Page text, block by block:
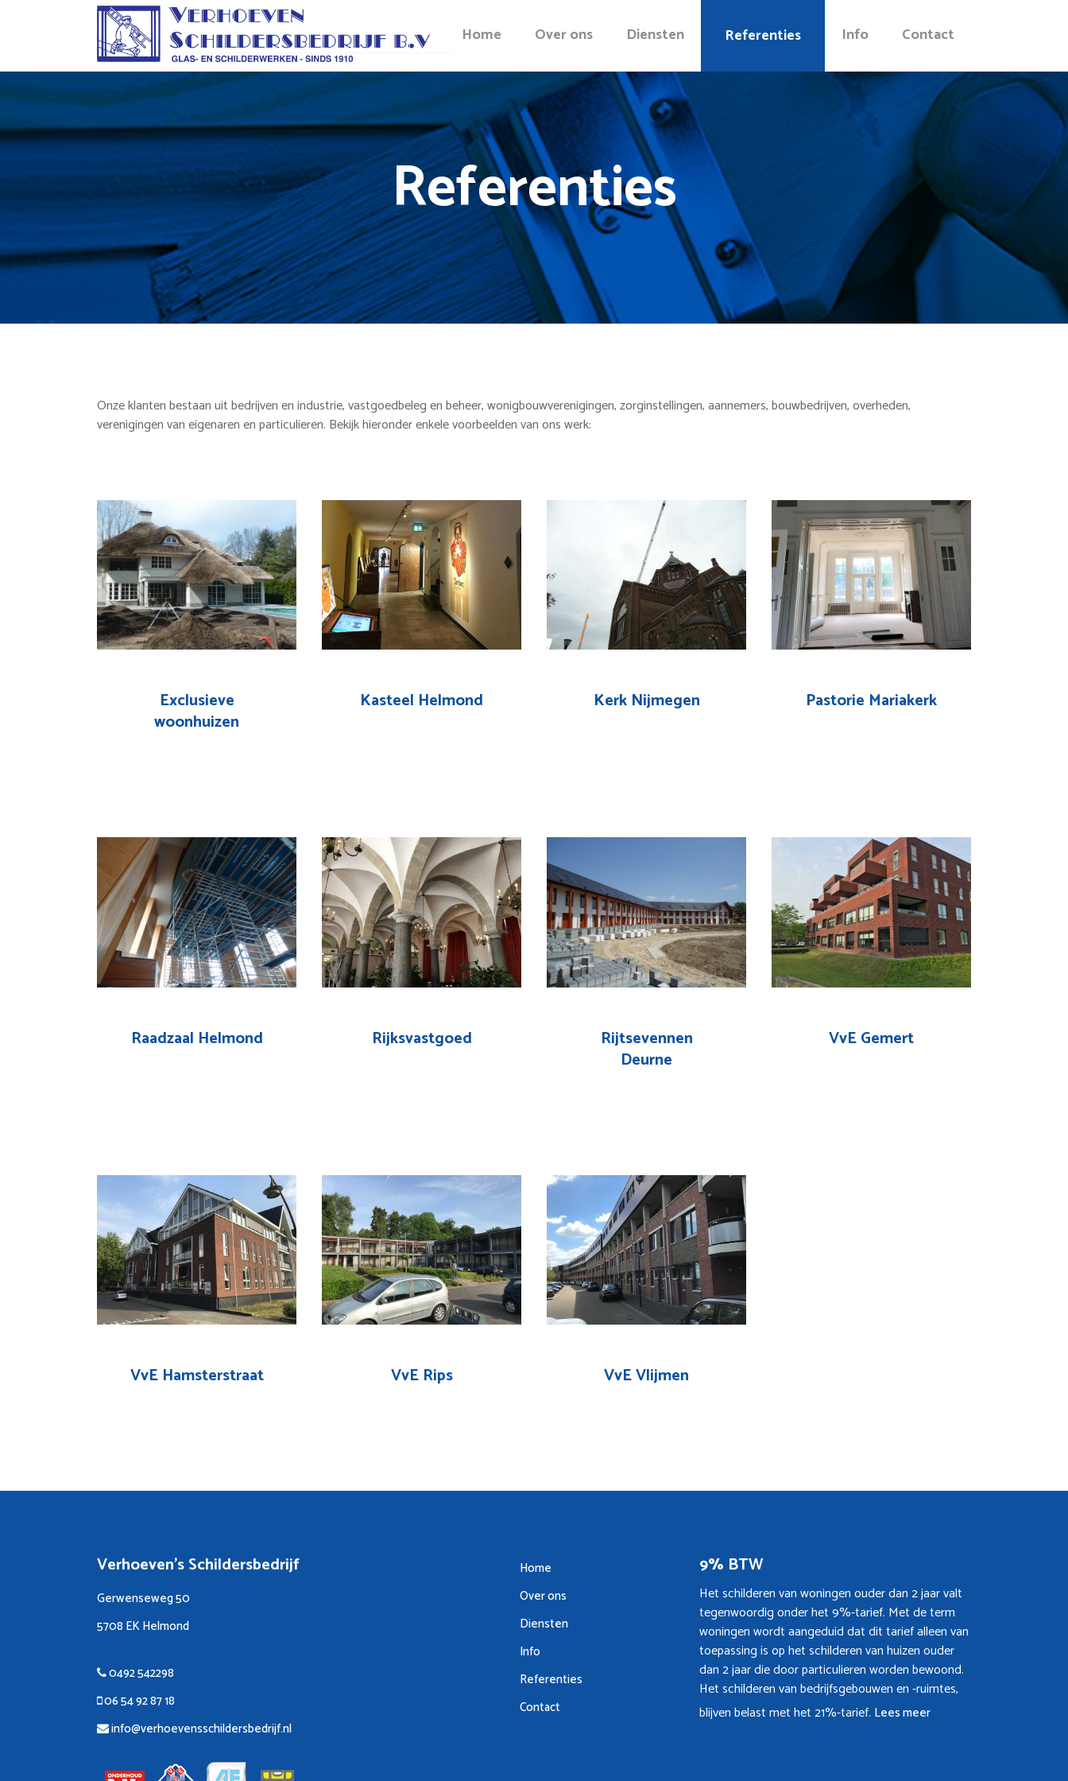
Home Over ons Diensten Referenties Info Contact
Referenties
Onze klanten bestaan uit bedrijven en industrie, vastgoedbeleg en beheer, wonigbouwverenigingen, zorginstellingen, aannemers, bouwbedrijven, overheden,
verenigingen van eigenaren en particulieren. Bekijk hieronder enkele voorbeelden van ons werk:
Exclusieve
woonhuizen
Kasteel Helmond Kerk Nijmegen Pastorie Mariakerk
Raadzaal Helmond Rijksvastgoed
Rijtsevennen
Deurne
VvE Gemert
VvE Hamsterstraat VvE Rips VvE Vlijmen
Verhoeven's Schildersbedrijf
Gerwenseweg 50
5708 EK Helmond
0492 542298
06 54 92 87 18
info@verhoevensschildersbedrijf.nl
Home
Over ons
Diensten
Info
Referenties
Contact
9% BTW
Het schilderen van woningen ouder dan 2 jaar valt
tegenwoordig onder het 9%-tarief. Met de term
woningen wordt aangeduid dat dit tarief alleen van
toepassing is op het schilderen van huizen ouder
dan 2 jaar die door particulieren worden bewoond.
Het schilderen van bedrijfsgebouwen en -ruimtes,
blijven belast met het 21%-tarief. Lees meer